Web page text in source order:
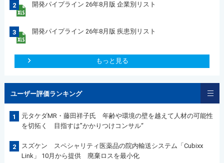
2 開発パイプライン 26年8月版 企業別リスト
3 開発パイプライン 26年8月版 疾患別リスト
もっと見る
ユーザー評価ランキング
1
元タケダMR・藤田祥子氏 年齢や環境の壁を越えて人材の可能性
を切拓く 目指すは”かかりつけコンサル“
2
スズケン スペシャリティ医薬品の院内輸送システム「Cubixx
Link」 10月から提供 廃棄ロスを最小化